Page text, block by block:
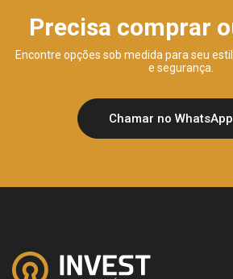
Precisa comprar
Encontre opções sob medida para seu
e segurança.
Chamar no